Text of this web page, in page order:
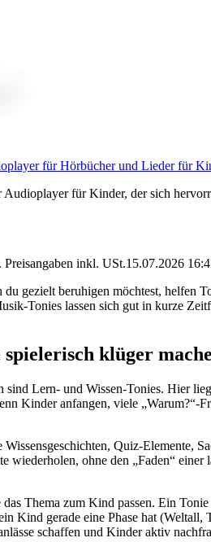
für Hörbücher und Lieder für
Audioplayer für Kinder, der sich
inkl. USt.15.07.2026
gezielt beruhigen möchtest,
Tonies lassen sich gut in kurze
klüger
Lern- und Wissen-Tonies. Hier
Kinder anfangen, viele
Wissensgeschichten, Quiz-
ohne den „Faden“
Thema zum Kind passen. Ein
Kind gerade eine Phase hat
schaffen und Kinder aktiv